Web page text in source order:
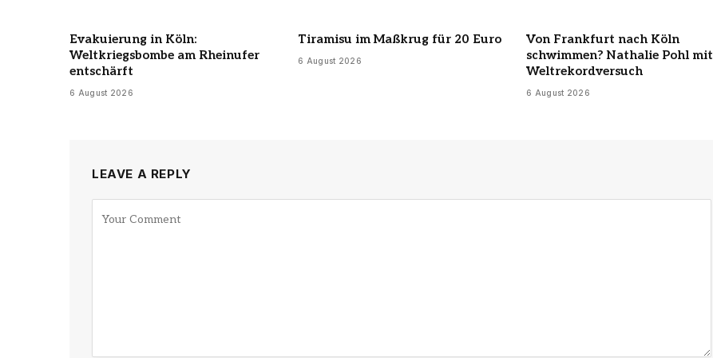
Evakuierung in Köln:
Weltkriegsbombe am Rheinufer
entschärft
6 August 2026
Tiramisu im Maßkrug für 20 Euro
6 August 2026
Von Frankfurt nach Köln
schwimmen? Nathalie Pohl mit
Weltrekordversuch
6 August 2026
LEAVE A REPLY